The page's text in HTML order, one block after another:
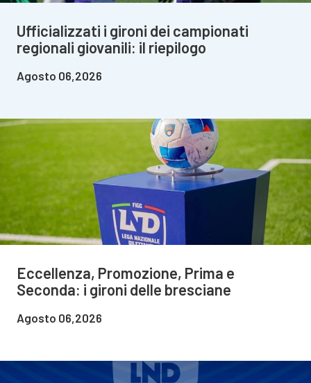
Ufficializzati i gironi dei campionati
regionali giovanili: il riepilogo
Agosto 06,2026
Eccellenza, Promozione, Prima e
Seconda: i gironi delle bresciane
Agosto 06,2026